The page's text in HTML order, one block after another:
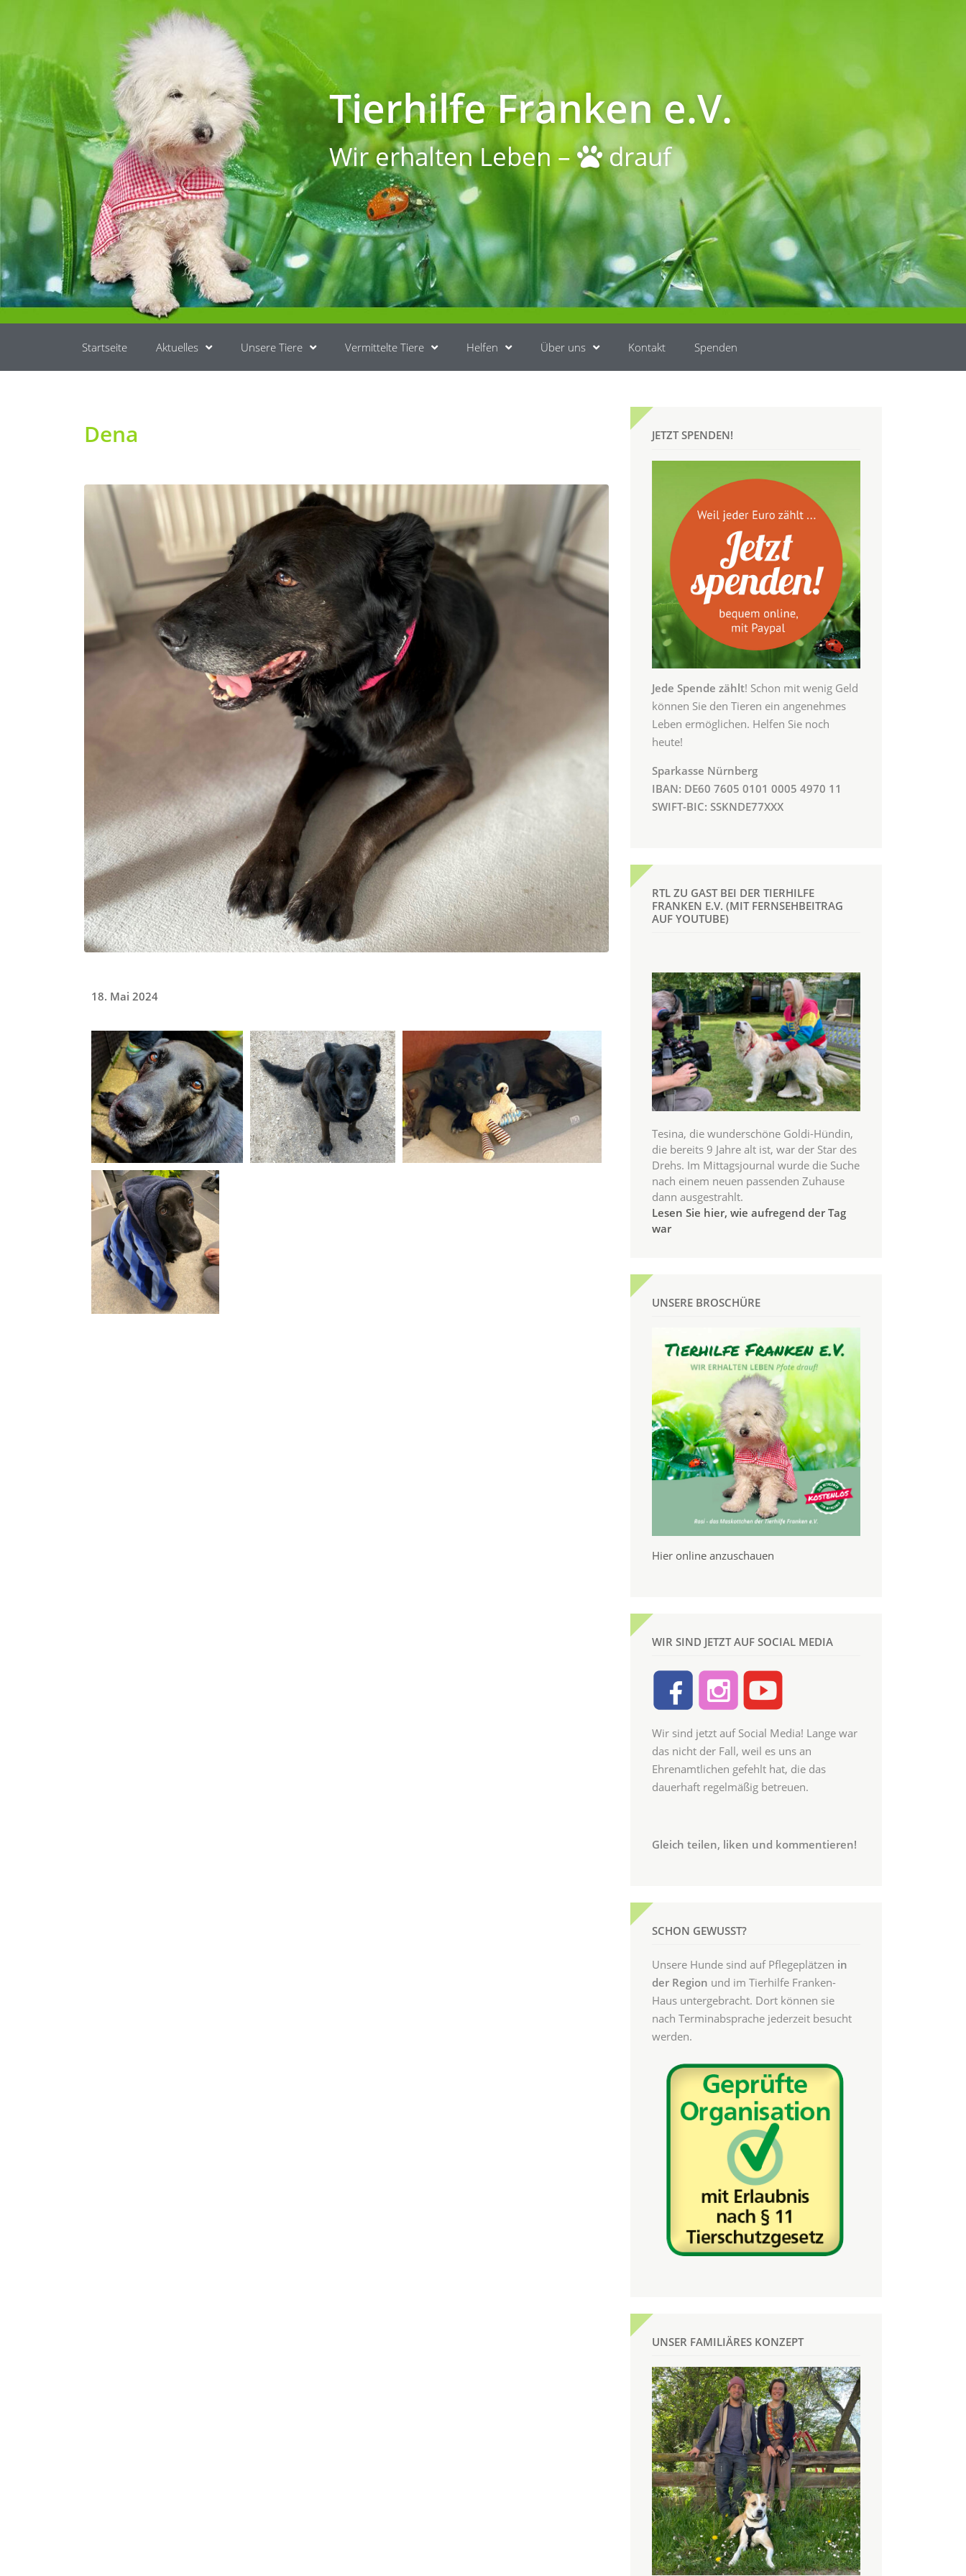
Tierhilfe Franken e.V.
Wir erhalten Leben – drauf
Startseite Aktuelles Unsere Tiere Vermittelte Tiere Helfen Über uns Kontakt Spenden
Dena
18. Mai 2024
JETZT SPENDEN!
Jede Spende zählt! Schon mit wenig Geld
können Sie den Tieren ein angenehmes
Leben ermöglichen. Helfen Sie noch
heute!
Sparkasse Nürnberg
IBAN: DE60 7605 0101 0005 4970 11
SWIFT-BIC: SSKNDE77XXX
RTL ZU GAST BEI DER TIERHILFE
FRANKEN E.V. (MIT FERNSEHBEITRAG
AUF YOUTUBE)
Tesina, die wunderschöne Goldi-Hündin,
die bereits 9 Jahre alt ist, war der Star des
Drehs. Im Mittagsjournal wurde die Suche
nach einem neuen passenden Zuhause
dann ausgestrahlt.
Lesen Sie hier, wie aufregend der Tag
war
UNSERE BROSCHÜRE
Hier online anzuschauen
WIR SIND JETZT AUF SOCIAL MEDIA
Wir sind jetzt auf Social Media! Lange war
das nicht der Fall, weil es uns an
Ehrenamtlichen gefehlt hat, die das
dauerhaft regelmäßig betreuen.
Gleich teilen, liken und kommentieren!
SCHON GEWUSST?
Unsere Hunde sind auf Pflegeplätzen in
der Region und im Tierhilfe Franken-
Haus untergebracht. Dort können sie
nach Terminabsprache jederzeit besucht
werden.
UNSER FAMILIÄRES KONZEPT